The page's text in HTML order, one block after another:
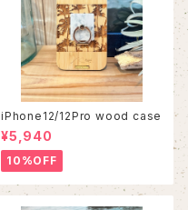
iPhone12/12Pro wood case
¥5,940
10%OFF